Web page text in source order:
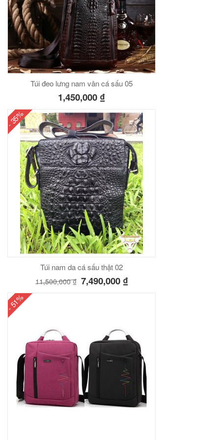
Túi đeo lưng nam vân cá sấu 05
1,450,000 ₫
- 35%
Túi nam da cá sấu thật 02
11,500,000₫ 7,490,000 ₫
- 51%
₫
GIỎ
Túi đeo chéo nam công sở da bò sáp đựng tài liệu A4 KT57
GIỎ